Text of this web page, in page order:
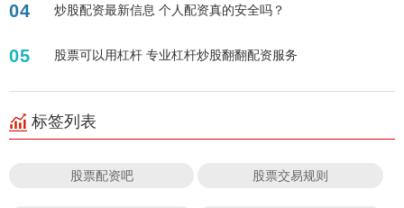
04 炒股配资最新信息 个人配资真的安全吗？
05 股票可以用杠杆 专业杠杆炒股翻翻配资服务
标签列表
股票配资吧 股票交易规则